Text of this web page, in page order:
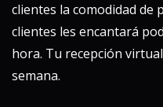
clientes la comodidad de
clientes les encantará
hora. Tu recepción
semana.